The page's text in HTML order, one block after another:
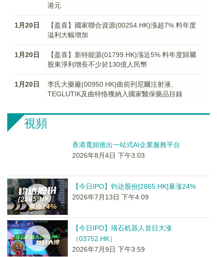
港元
1月20日
【盈喜】國家聯合資源(00254.HK)漲超7% 料年度
溢利大幅增加
1月20日
【盈喜】新特能源(01799.HK)漲近5% 料年度歸屬
股東淨利增長不少於130億人民幣
1月20日
李氏大藥廠(00950.HK)曲前列尼爾注射液、
TEGLUTIK及曲特恪獲納入國家醫保藥品目錄
視頻
香港寬頻推出一站式AI企業服務平台
2026年8月4日 下午3:03
【今日IPO】钧达股份[2865.HK]暴涨24%
2026年7月13日 下午4:09
【今日IPO】珞石机器人首日大涨
（03752.HK）
2026年7月9日 下午3:59